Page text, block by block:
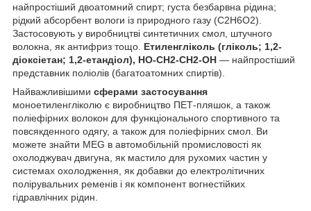
найпростіший двоатомний спирт; густа безбарвна рідина;
рідкий абсорбент вологи із природного газу (С2Н6О2).
Застосовують у виробництві синтетичних смол, штучного
волокна, як антифриз тощо. Етиленгліколь (гліколь; 1,2-
діоксіетан; 1,2-етандіол), HO-CH2-CH2-OH — найпростіший
представник поліолів (багатоатомних спиртів).
Найважливішими сферами застосування
моноетиленгліколю є виробництво ПЕТ-пляшок, а також
поліефірних волокон для функціонального спортивного та
повсякденного одягу, а також для поліефірних смол. Ви
можете знайти MEG в автомобільній промисловості як
охолоджувач двигуна, як мастило для рухомих частин у
системах охолодження, як добавки до електролітичних
полірувальних ременів і як компонент вогнестійких
гідравлічних рідин.